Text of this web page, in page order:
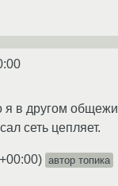
я в другом
сеть цепляет.
) автор топика